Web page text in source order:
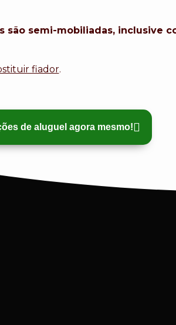
são semi-mobiliadas, inclusive
fiador.
de aluguel agora mesmo!